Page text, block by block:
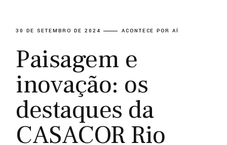
30 DE SETEMBRO DE 2024 ACONTECE POR AÍ
Paisagem e
inovação: os
destaques da
CASACOR Rio